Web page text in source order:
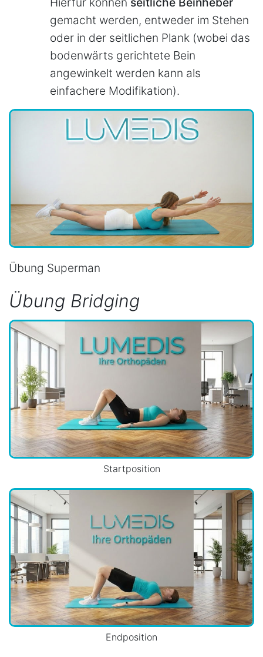
gemacht werden, entweder im Stehen
oder in der seitlichen Plank (wobei das
bodenwärts gerichtete Bein
angewinkelt werden kann als
einfachere Modifikation).
Übung Superman
Übung Bridging
Startposition
Endposition